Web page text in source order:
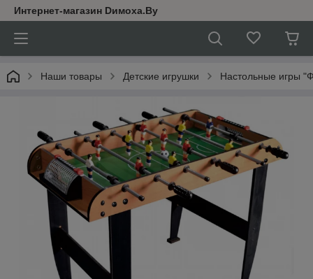
Интернет-магазин Dимoхa.By
Наши товары Детские игрушки Настольные игры